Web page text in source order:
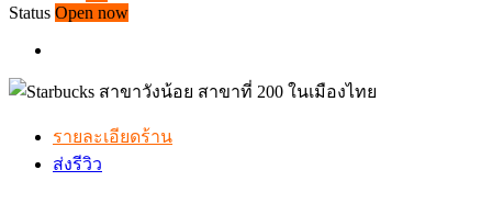
Status Open now
รายละเอียดร้าน
ส่งรีวิว